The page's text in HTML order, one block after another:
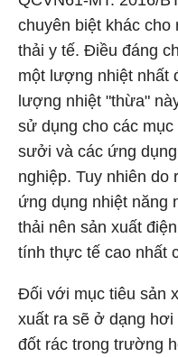
chuyên biệt khác cho
thải y tế. Điều đáng
một lượng nhiệt nhất
lượng nhiệt "thừa"
sử dụng cho các
sưởi và các ứng
nghiệp. Tuy nhiên
ứng dụng nhiệt năng
thải nên sản xuất
tính thực tế cao nhất
Đối với mục tiêu sản
xuất ra sẽ ở dạng
đốt rác trong trường